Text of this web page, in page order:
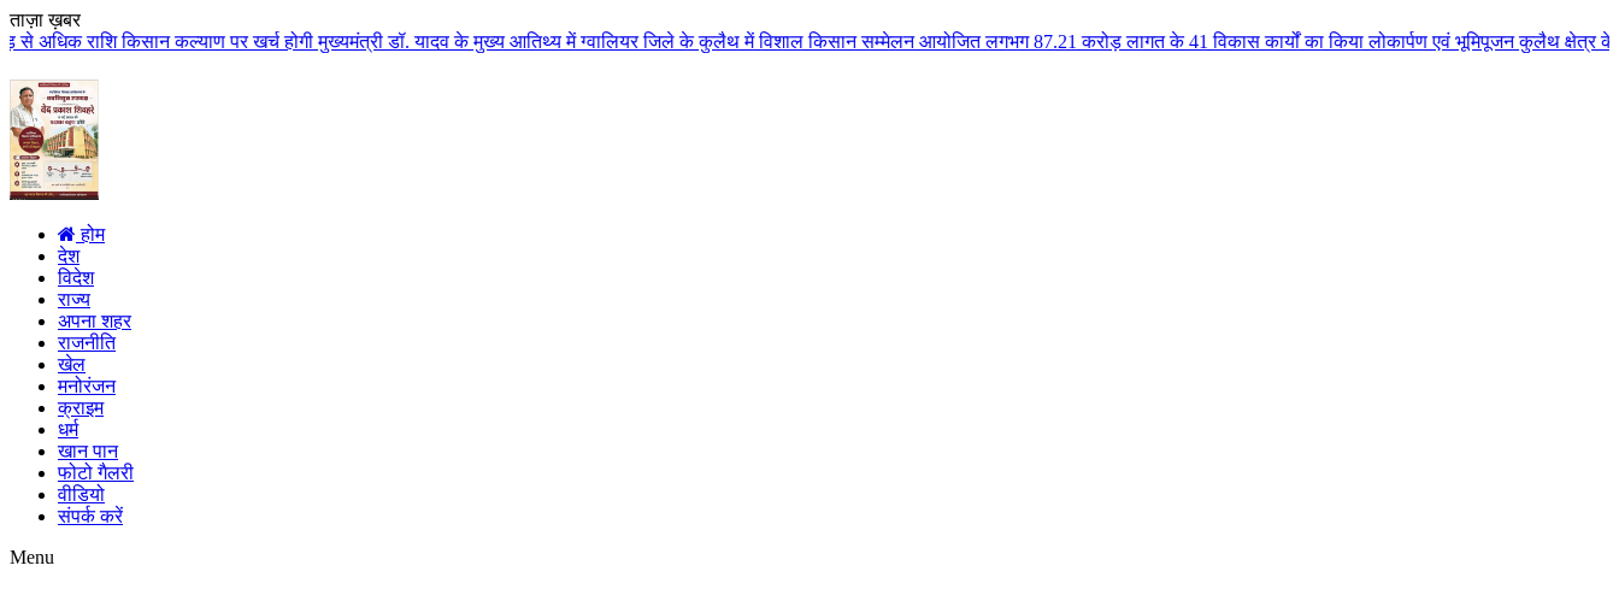
ताज़ा ख़बर
कल्याण पर खर्च होगी मुख्यमंत्री डॉ. यादव के मुख्य आतिथ्य में ग्वालियर जिले के कुलैथ में विशाल किसान सम्मेलन आयोजित लगभग 87.21 करोड़ लागत के 41 विकास कार्यों का किया लोकार्पण एवं भूमिपूजन कुलैथ क्षेत्र के विकास के लिये
होम
देश
विदेश
राज्य
अपना शहर
राजनीति
खेल
मनोरंजन
क्राइम
धर्म
खान पान
फोटो गैलरी
वीडियो
संपर्क करें
Menu